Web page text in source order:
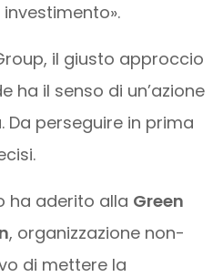
il giusto approccio
ha il senso di un’azione
perseguire in prima
ha aderito alla Green
, organizzazione non-
di mettere la